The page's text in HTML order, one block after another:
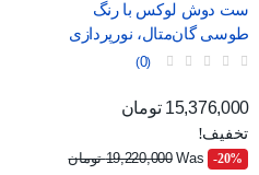
ست دوش لوکس با رنگ
طوسی گان‌متال، نورپردازی
محیطی و نمایشگر دیجیتال
0
قیمت عادی
قیمت
15,376,000 تومان
تخفیف!
‎-20%
Was 19,220,000 تومان